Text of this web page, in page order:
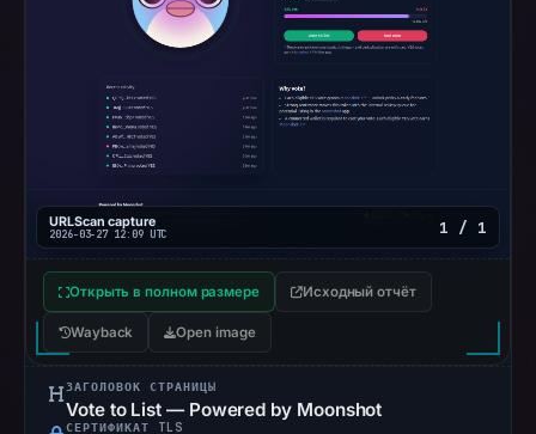
3,
2026
04:14
UTC.
AlienVault
recorded
0
community
pulse
references
1,
URLScan capture
2026-03-27 12:09 UTC 1 / 1
Открыть в полном размере Исходный отчёт
Wayback Open image
ЗАГОЛОВОК СТРАНИЦЫ
Vote to List — Powered by Moonshot
СЕРТИФИКАТ TLS